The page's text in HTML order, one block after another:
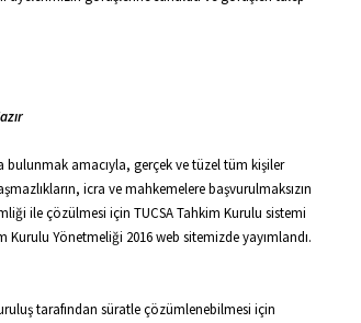
bulunmak amacıyla, gerçek ve tüzel tüm kişiler
icra ve mahkemelere başvurulmaksızın
ile çözülmesi için TUCSA Tahkim Kurulu sistemi
Yönetmeliği 2016 web sitemizde yayımlandı.
tarafından süratle çözümlenebilmesi için